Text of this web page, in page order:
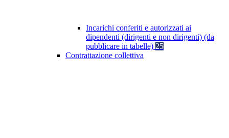
Incarichi conferiti e autorizzati ai
dipendenti (dirigenti e non dirigenti) (da
pubblicare in tabelle) 25
Contrattazione collettiva